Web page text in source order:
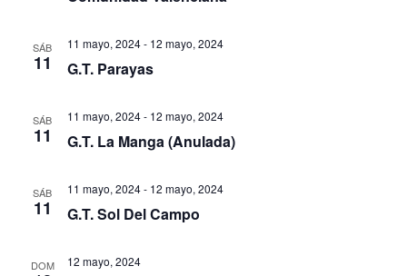
SÁB
11
11 mayo, 2024- 12 mayo, 2024
G.T. Parayas
SÁB
11
11 mayo, 2024- 12 mayo, 2024
G.T. La Manga (Anulada)
SÁB
11
11 mayo, 2024- 12 mayo, 2024
G.T. Sol Del Campo
DOM 12 mayo, 2024